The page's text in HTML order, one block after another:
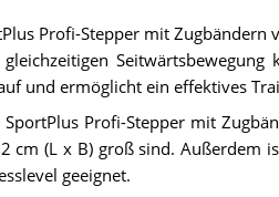
Profi-Stepper mit
und ermöglicht ein effektives
SportPlus Profi-Stepper mit
cm (L x B) groß sind.
geeignet.